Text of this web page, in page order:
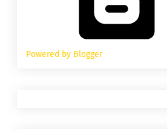
Powered by Blogger